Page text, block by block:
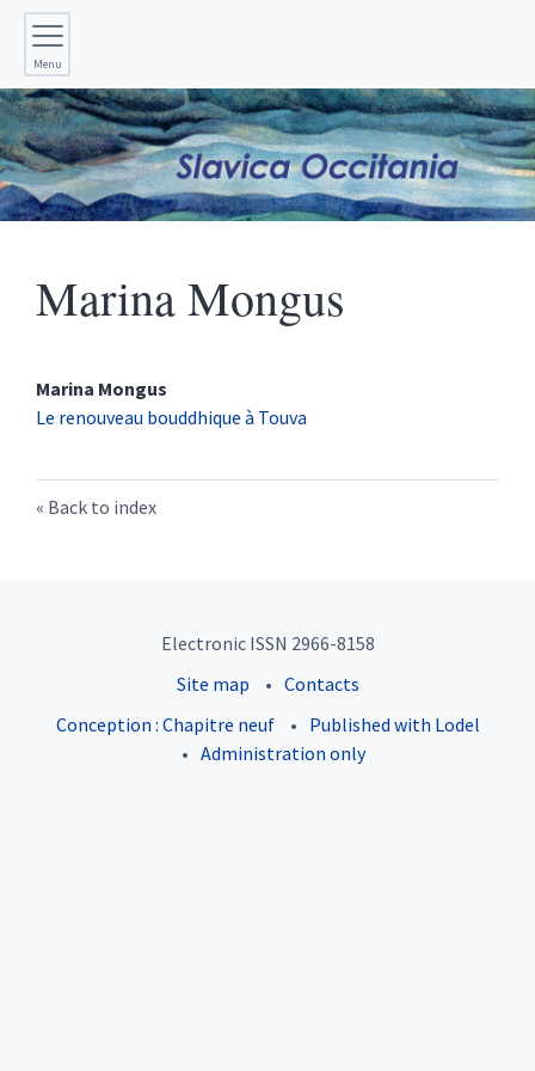
Menu
MarinaMongus
Marina Mongus
Le renouveau bouddhique à Touva
Back to index
Electronic ISSN 2966-8158
Site map
Contacts
Conception : Chapitre neuf
Published with Lodel
Administration only